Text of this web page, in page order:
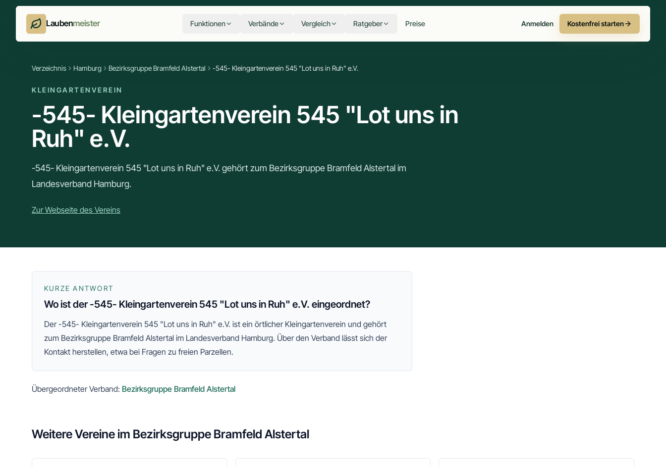
Laubenmeister Funktionen Verbände Vergleich Ratgeber Preise Anmelden Kostenfrei starten
Verzeichnis Hamburg Bezirksgruppe Bramfeld Alstertal -545- Kleingartenverein 545 "Lot uns in Ruh" e.V.
KLEINGARTENVEREIN
-545- Kleingartenverein 545 "Lot uns in
Ruh" e.V.
-545- Kleingartenverein 545 "Lot uns in Ruh" e.V. gehört zum Bezirksgruppe Bramfeld Alstertal im
Landesverband Hamburg.
Zur Webseite des Vereins
KURZE ANTWORT
Wo ist der -545- Kleingartenverein 545 "Lot uns in Ruh" e.V. eingeordnet?
Der-545- Kleingartenverein 545 "Lot uns in Ruh" e.V. ist ein örtlicher Kleingartenverein und gehört
zum Bezirksgruppe Bramfeld Alstertal im Landesverband Hamburg. Über den Verband lässt sich der
Kontakt herstellen, etwa bei Fragen zu freien Parzellen.
Übergeordneter Verband: Bezirksgruppe Bramfeld Alstertal
Weitere Vereine im Bezirksgruppe Bramfeld Alstertal